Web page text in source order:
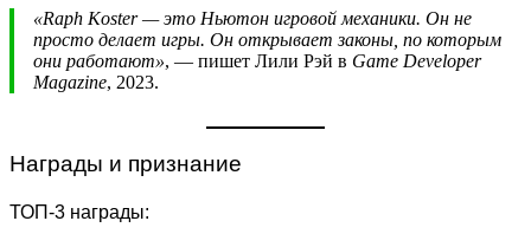
«Raph Koster — это Ньютон игровой механики. Он не
просто делает игры. Он открывает законы, по которым
они работают», — пишет Лили Рэй в Game Developer
Magazine, 2023.
Награды и признание
ТОП-3 награды: